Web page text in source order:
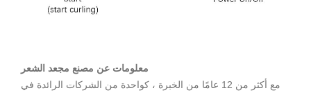
معلومات عن مصنع مجعد الشعر
مع أكثر من 12 عامًا من الخبرة ، كواحدة من الشركات الرائدة في